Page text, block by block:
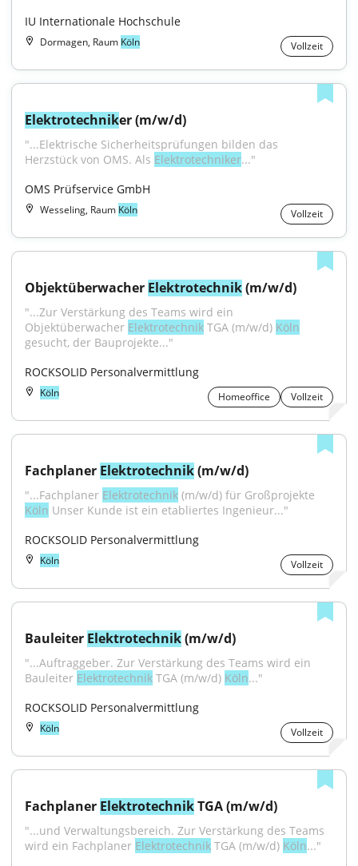
IU Internationale Hochschule
Dormagen, Raum Köln Vollzeit
Elektrotechniker (m/w/d)
"...Elektrische Sicherheitsprüfungen bilden das
Herzstück von OMS. Als Elektrotechniker..."
OMS Prüfservice GmbH
Wesseling, Raum Köln Vollzeit
Objektüberwacher Elektrotechnik (m/w/d)
"...Zur Verstärkung des Teams wird ein
Objektüberwacher Elektrotechnik TGA (m/w/d) Köln
gesucht, der Bauprojekte..."
ROCKSOLID Personalvermittlung
Köln Homeoffice Vollzeit
Fachplaner Elektrotechnik (m/w/d)
"...Fachplaner Elektrotechnik
Köln Unser Kunde ist ein etabliertes Ingenieur..."
ROCKSOLID Personalvermittlung
Köln Vollzeit
Bauleiter Elektrotechnik (m/w/d)
"...Auftraggeber. Zur Verstärkung des Teams wird ein
Bauleiter Elektrotechnik TGA (m/w/d) Köln..."
ROCKSOLID Personalvermittlung
Köln Vollzeit
Fachplaner Elektrotechnik TGA (m/w/d)
"...und Verwaltungsbereich. Zur Verstärkung des Teams
wird ein Fachplaner Elektrotechnik TGA (m/w/d) Köln..."